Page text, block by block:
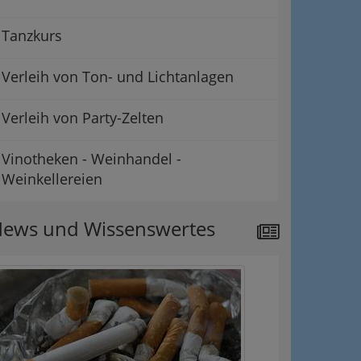
Tanzkurs
Verleih von Ton- und Lichtanlagen
Verleih von Party-Zelten
Vinotheken - Weinhandel -
Weinkellereien
und Wissenswertes